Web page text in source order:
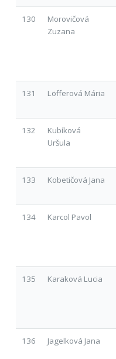
130
Morovičová
Zuzana
131 Löfferová Mária
132
Kubíková
Uršula
133 Kobetičová Jana
134 Karcol Pavol
135 Karaková Lucia
136 Jagelková Jana